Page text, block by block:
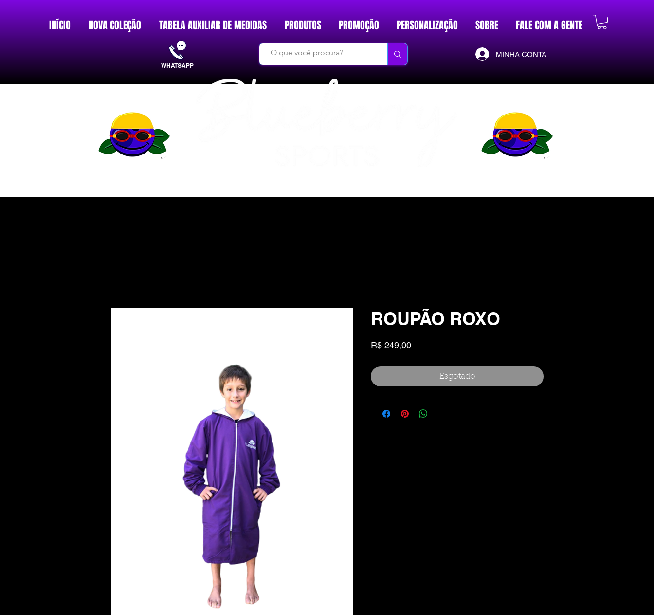
INÍCIO NOVA COLEÇÃO TABELA AUXILIAR DE MEDIDAS PRODUTOS PROMOÇÃO PERSONALIZAÇÃO SOBRE FALE COM A GENTE
WHATSAPP
MINHA CONTA
ROUPÃO ROXO
R$ 249,00Preço
Esgotado